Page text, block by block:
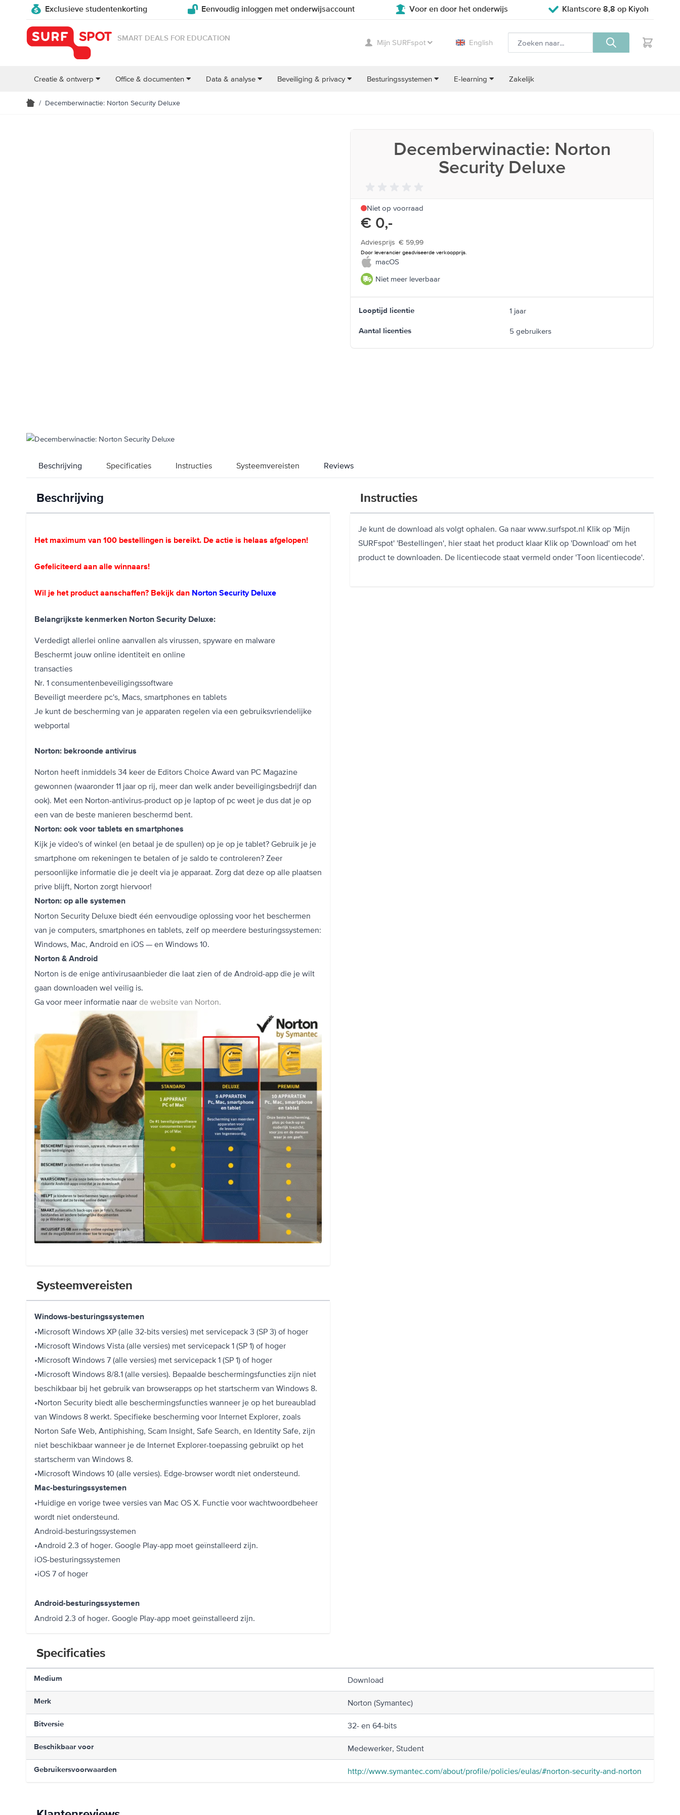
Exclusieve studentenkorting Eenvoudig inloggen met onderwijsaccount Voor en door het onderwijs Klantscore 8,8 op Kiyoh
SMART DEALS FOR EDUCATION
Mijn SURFspot English
Creatie & ontwerp Office & documenten Data & analyse Beveiliging & privacy Besturingssystemen E-learning Zakelijk
/ Decemberwinactie: Norton Security Deluxe
Decemberwinactie: Norton
Security Deluxe
Niet op voorraad
€ 0,-
Adviesprijs € 59,99
Door leverancier geadviseerde verkoopprijs.
macOS
Niet meer leverbaar
Looptijd licentie 1 jaar
Aantal licenties 5 gebruikers
Beschrijving Specificaties Instructies Systeemvereisten Reviews
Beschrijving
Het maximum van 100 bestellingen is bereikt. De actie is helaas afgelopen!
Gefeliciteerd aan alle winnaars!
Wil je het product aanschaffen? Bekijk dan Norton Security Deluxe
Belangrijkste kenmerken Norton Security Deluxe:
Verdedigt allerlei online aanvallen als virussen, spyware en malware
Beschermt jouw online identiteit en online
transacties
Nr. 1 consumentenbeveiligingssoftware
Beveiligt meerdere pc's, Macs, smartphones en tablets
Je kunt de bescherming van je apparaten regelen via een gebruiksvriendelijke
webportal
Norton: bekroonde antivirus
Norton heeft inmiddels 34 keer de Editors Choice Award van PC Magazine
gewonnen (waaronder 11 jaar op rij, meer dan welk ander beveiligingsbedrijf dan
ook). Met een Norton-antivirus-product op je laptop of pc weet je dus dat je op
een van de beste manieren beschermd bent.
Norton: ook voor tablets en smartphones
Kijk je video's of winkel (en betaal je de spullen) op je op je tablet? Gebruik je je
smartphone om rekeningen te betalen of je saldo te controleren? Zeer
persoonlijke informatie die je deelt via je apparaat. Zorg dat deze op alle plaatsen
prive blijft, Norton zorgt hiervoor!
Norton: op alle systemen
Norton Security Deluxe biedt één eenvoudige oplossing voor het beschermen
van je computers, smartphones en tablets, zelf op meerdere besturingssystemen:
Windows, Mac, Android en iOS — en Windows 10.
Norton & Android
Norton is de enige antivirusaanbieder die laat zien of de Android-app die je wilt
gaan downloaden wel veilig is.
Ga voor meer informatie naar de website van Norton.
Specificaties
Medium Download
Merk Norton (Symantec)
Bitversie 32- en 64-bits
Beschikbaar voor Medewerker, Student
Gebruikersvoorwaarden http://www.symantec.com/about/profile/policies/eulas/#norton-security-and-norton
Instructies
Je kunt de download als volgt ophalen. Ga naar www.surfspot.nl Klik op 'Mijn
SURFspot' 'Bestellingen', hier staat het product klaar Klik op 'Download' om het
product te downloaden. De licentiecode staat vermeld onder 'Toon licentiecode'.
Systeemvereisten
Windows-besturingssystemen
•Microsoft Windows XP (alle 32-bits versies) met servicepack 3 (SP 3) of hoger
•Microsoft Windows Vista (alle versies) met servicepack 1 (SP 1) of hoger
•Microsoft Windows 7 (alle versies) met servicepack 1 (SP 1) of hoger
•Microsoft Windows 8/8.1 (alle versies). Bepaalde beschermingsfuncties zijn niet
beschikbaar bij het gebruik van browserapps op het startscherm van Windows 8.
•Norton Security biedt alle beschermingsfuncties wanneer je op het bureaublad
van Windows 8 werkt. Specifieke bescherming voor Internet Explorer, zoals
Norton Safe Web, Antiphishing, Scam Insight, Safe Search, en Identity Safe, zijn
niet beschikbaar wanneer je de Internet Explorer-toepassing gebruikt op het
startscherm van Windows 8.
•Microsoft Windows 10 (alle versies). Edge-browser wordt niet ondersteund.
Mac-besturingssystemen
•Huidige en vorige twee versies van Mac OS X. Functie voor wachtwoordbeheer
wordt niet ondersteund.
Android-besturingssystemen
•Android 2.3 of hoger. Google Play-app moet geïnstalleerd zijn.
iOS-besturingssystemen
•iOS 7 of hoger
Android-besturingssystemen
Android 2.3 of hoger. Google Play-app moet geïnstalleerd zijn.